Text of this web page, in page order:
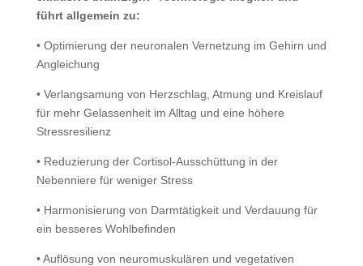
führt allgemein zu:
• Optimierung der neuronalen Vernetzung im Gehirn und
Angleichung
• Verlangsamung von Herzschlag, Atmung und Kreislauf
für mehr Gelassenheit im Alltag und eine höhere
Stressresilienz
• Reduzierung der Cortisol-Ausschüttung in der
Nebenniere für weniger Stress
• Harmonisierung von Darmtätigkeit und Verdauung für
ein besseres Wohlbefinden
• Auflösung von neuromuskulären und vegetativen